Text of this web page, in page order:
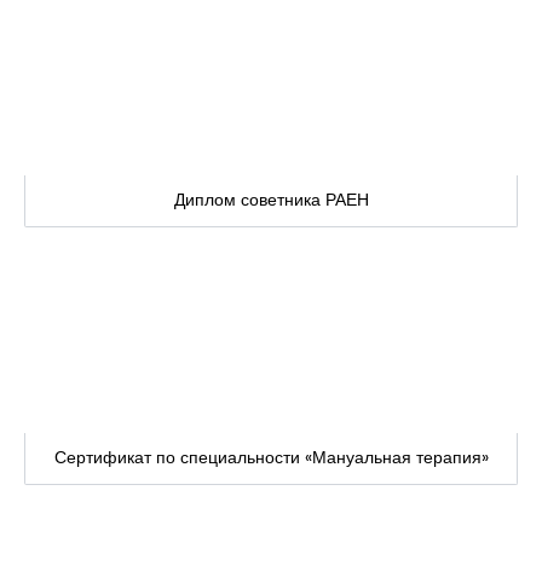
Диплом советника РАЕН
Сертификат по специальности «Мануальная терапия»